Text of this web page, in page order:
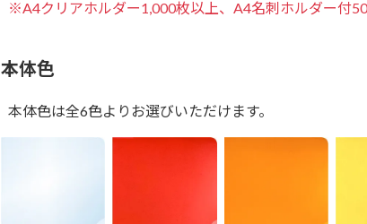
※A4クリアホルダー1,000枚以上、A4名刺ホルダー付
本体色
本体色は全6色よりお選びいただけます。